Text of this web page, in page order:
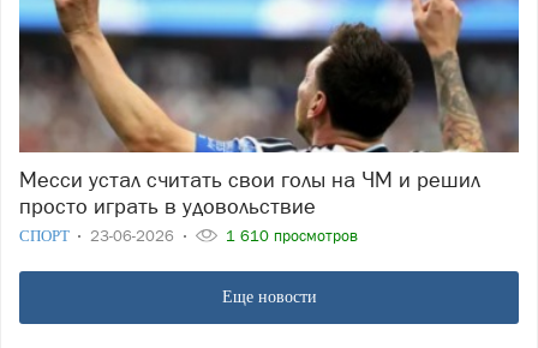
Месси устал считать свои голы на ЧМ и решил
просто играть в удовольствие
СПОРТ 23-06-2026 1 610 просмотров
Еще новости